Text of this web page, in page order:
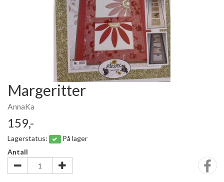
Margeritter
AnnaKa
159,-
Lagerstatus:
På lager
Antall